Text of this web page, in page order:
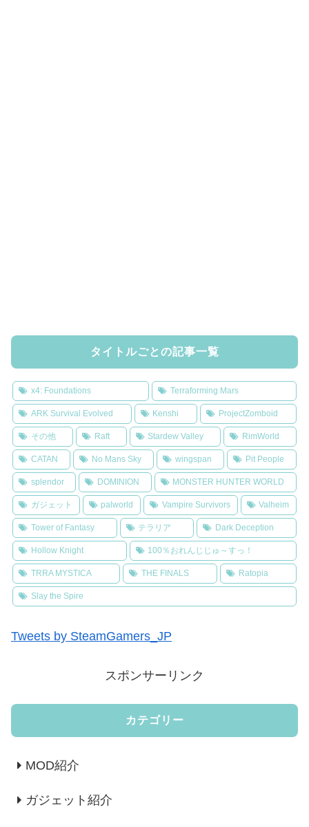
タイトルごとの記事一覧
x4: Foundations Terraforming Mars
ARK Survival Evolved Kenshi ProjectZomboid
その他 Raft Stardew Valley RimWorld
CATAN No Mans Sky wingspan Pit People
splendor DOMINION MONSTER HUNTER WORLD
ガジェット palworld Vampire Survivors Valheim
Tower of Fantasy テラリア Dark Deception
Hollow Knight 100％おれんじじゅ～すっ！
TRRA MYSTICA THE FINALS Ratopia
Slay the Spire
Tweets by SteamGamers_JP
スポンサーリンク
カテゴリー
MOD紹介
ガジェット紹介